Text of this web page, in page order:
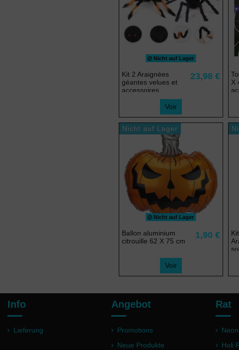
Nicht auf Lager
Kit 2 Araignées
géantes velues et
accessoires
23,98 €
Voir
X
Nicht auf Lager
Nicht auf Lager
Ballon aluminium
citrouille 62 X 75 cm
1,90 €
Voir
Info
Lieferung
Angebot
Promotions
Neue Produkte
Rat
Holi